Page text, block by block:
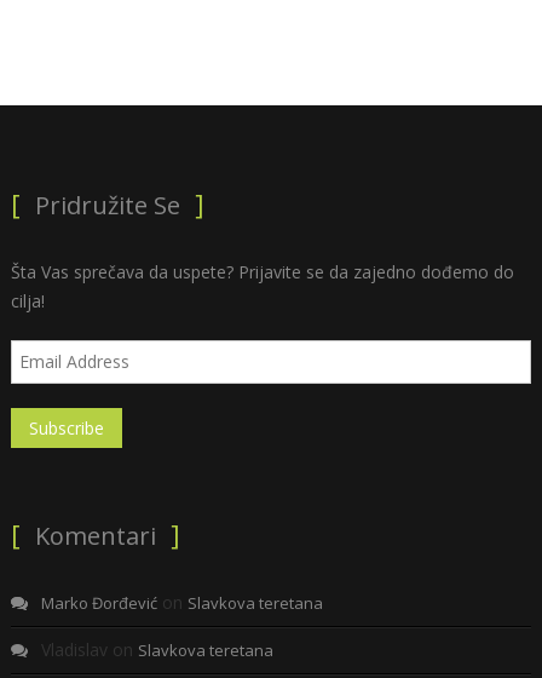
Pridružite Se
Šta Vas sprečava da uspete? Prijavite se da zajedno dođemo do
cilja!
Komentari
Marko Đorđevićon Slavkova teretana
Vladislav on Slavkova teretana